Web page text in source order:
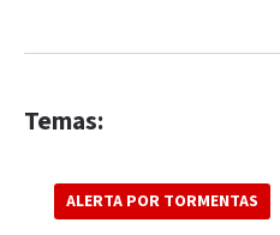
Temas:
ALERTA POR TORMENTAS